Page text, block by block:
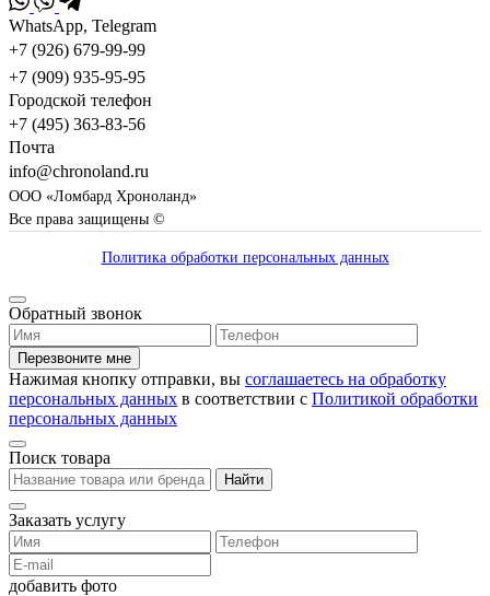
WhatsApp, Telegram
+7 (926) 679-99-99
+7 (909) 935-95-95
Городской телефон
+7 (495) 363-83-56
Почта
info@chronoland.ru
ООО «Ломбард Хроноланд»
Все права защищены ©
Политика обработки персональных данных
Обратный звонок
Перезвоните мне
Нажимая кнопку отправки, вы соглашаетесь на обработку
персональных данных в соответствии с Политикой обработки
персональных данных
Поиск товара
Найти
Заказать услугу
добавить фото